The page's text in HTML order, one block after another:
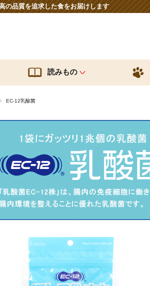
の品質を追求した食をお届けします
ズ
サプリメント
おやつ
レシピ
アパレル
読みもの
EC-12乳酸菌